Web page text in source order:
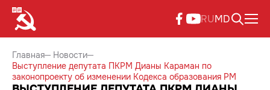
RUMD
Главная
Новости
Выступление депутата ПКРМ Дианы Караман по
законопроекту об изменении Кодекса образования РМ